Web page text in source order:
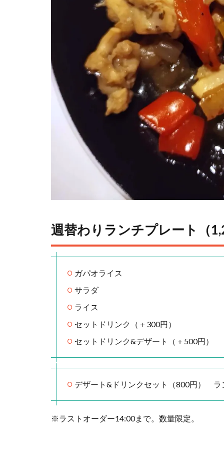
週替わりランチプレート（
ガパオライス
サラダ
ライス
セットドリンク（＋300円）
セットドリンク&デザート（＋500円）
デザート&ドリンクセット（800円） ラ
※ラストオーダー14:00まで。数量限定。